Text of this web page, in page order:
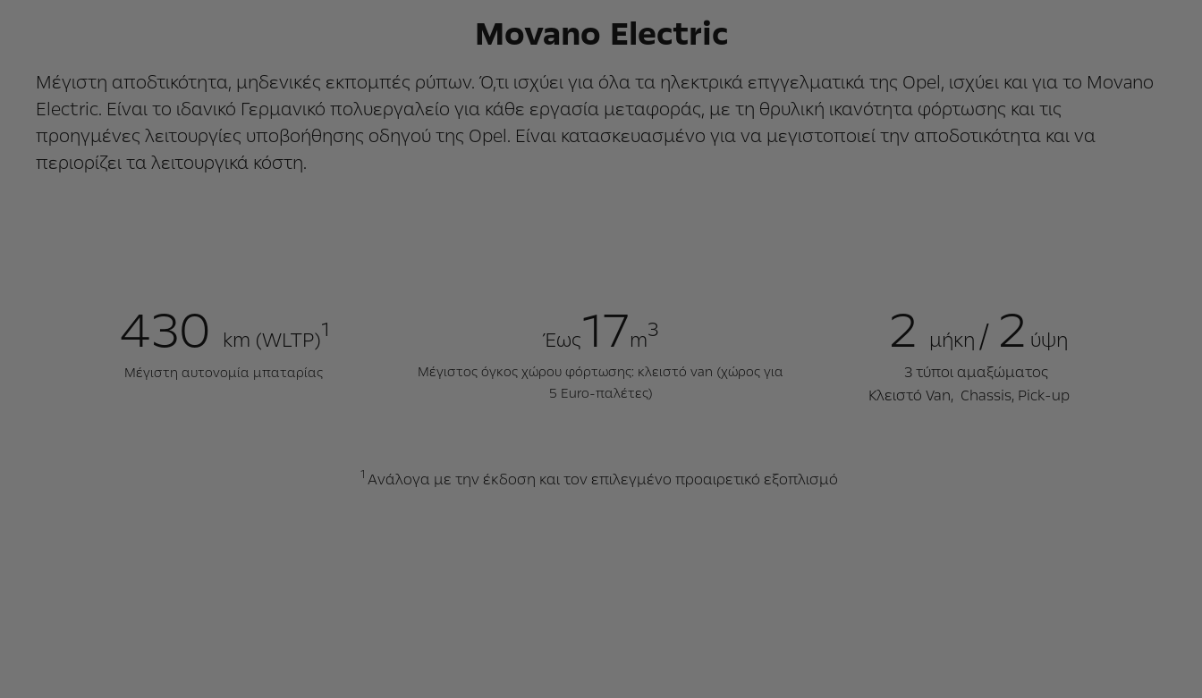
Movano Electric
Μέγιστη αποδτικότητα, μηδενικές εκπομπές ρύπων. Ό,τι ισχύει για όλα τα ηλεκτρικά επγγελματικά της Opel, ισχύει και για το Movano
Electric. Είναι το ιδανικό Γερμανικό πολυεργαλείο για κάθε εργασία μεταφοράς, με τη θρυλική ικανότητα φόρτωσης και τις
προηγμένες λειτουργίες υποβοήθησης οδηγού της Opel. Είναι κατασκευασμένο για να μεγιστοποιεί την αποδοτικότητα και να
περιορίζει τα λειτουργικά κόστη.
430 km (WLTP)1
Μέγιστη αυτονομία μπαταρίας
Έως17m3
Μέγιστος όγκος χώρου φόρτωσης: κλειστό van (χώρος για
5 Euro-παλέτες)
2 μήκη / 2 ύψη
3 τύποι αμαξώματος
Κλειστό Van, Chassis, Pick-up
1 Aνάλογα με την έκδοση και τον επιλεγμένο προαιρετικό εξοπλισμό